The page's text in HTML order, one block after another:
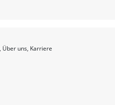
Über uns Karriere